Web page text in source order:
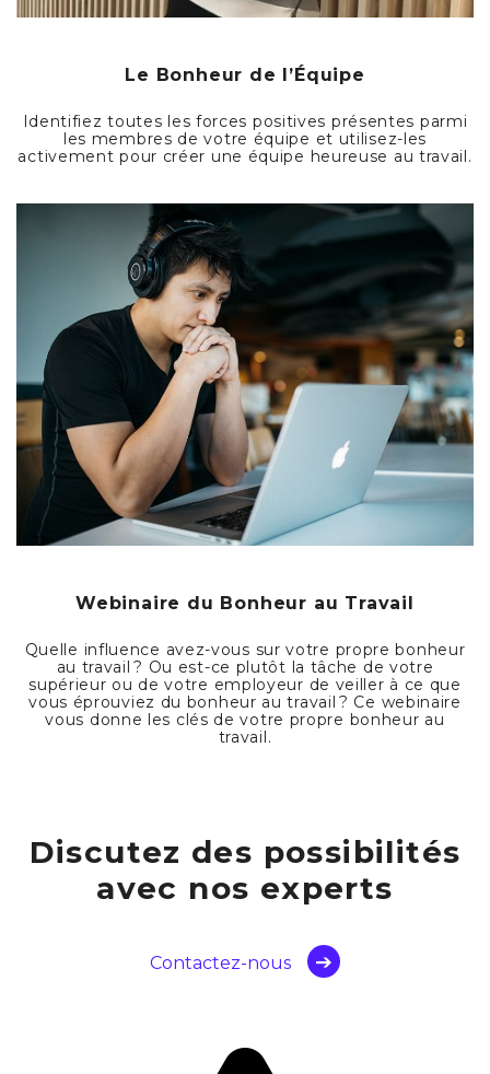
Le Bonheur de l’Équipe
Identifiez toutes les forces positives présentes parmi
les membres de votre équipe et utilisez-les
activement pour créer une équipe heureuse au travail.
Webinaire du Bonheur au Travail
Quelle influence avez-vous sur votre propre bonheur
au travail ? Ou est-ce plutôt la tâche de votre
supérieur ou de votre employeur de veiller à ce que
vous éprouviez du bonheur au travail ? Ce webinaire
vous donne les clés de votre propre bonheur au
travail.
Discutez des possibilités
avec nos experts
Contactez-nous